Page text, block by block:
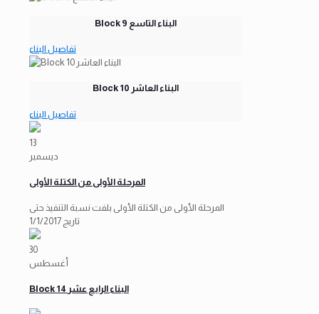
Block 9 البناء التاسع
تفاصيل البناء
Block 10 البناء العاشر
تفاصيل البناء
13
ديسمبر
المرحلة الأولى من الكتلة الأولى
المرحلة الأولى من الكتلة الأولى بلفت نسبة التنفيذ حتى
تاريج 1/1/2017
30
أغسطس
Block 14 البناء الرابع عشر